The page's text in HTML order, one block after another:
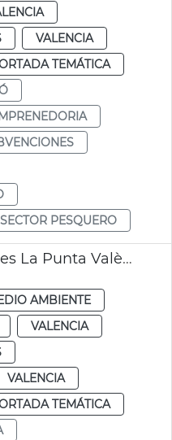
VALENCIA
TEMÁTICA
SECTOR PESQUERO
Mejora caminos rurales La Punta València
AMBIENTE
VALENCIA
VALENCIA
TEMÁTICA